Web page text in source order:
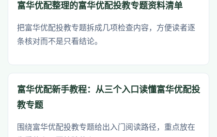
富华优配整理的富华优配投教专题资料清单
把富华优配投教专题拆成几项检查内容，方便读者逐
条核对而不是只看结论。
富华优配新手教程：从三个入口读懂富华优配投
教专题
围绕富华优配投教专题给出入门阅读路径，重点放在